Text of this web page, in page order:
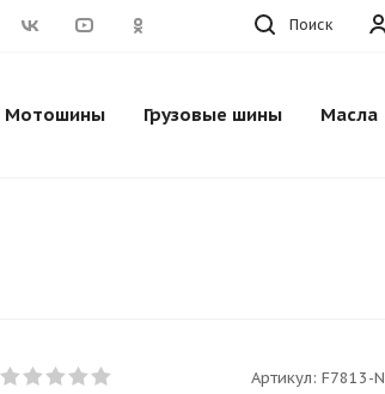
Поиск
Мотошины Грузовые шины Масла
Артикул: F7813-N